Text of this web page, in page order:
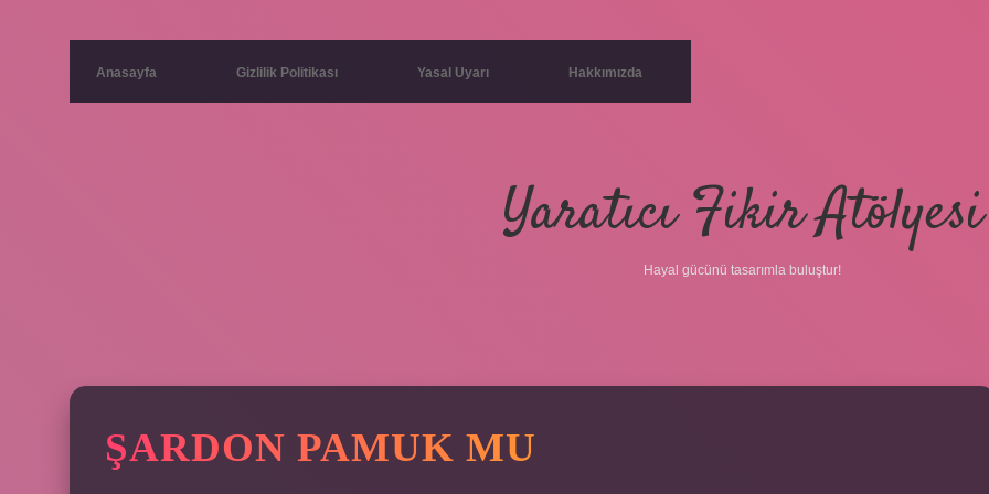
Anasayfa Gizlilik Politikası Yasal Uyarı Hakkımızda
Yaratıcı Fikir Atölyesi
Hayal gücünü tasarımla buluştur!
ŞARDON PAMUK MU